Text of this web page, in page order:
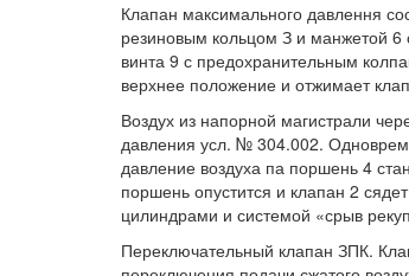
Клапан максимального давлення
резиновым кольцом З и манжетой 6
винта 9 с предохранительным
верхнее положение и отжимает
Воздух из напорной магистрали
давления усл. № 304.002.
давление воздуха па поршень 4
поршень опустится и клапан 2
цилиндрами и системой «срыв
Переключательный клапан ЗПК.